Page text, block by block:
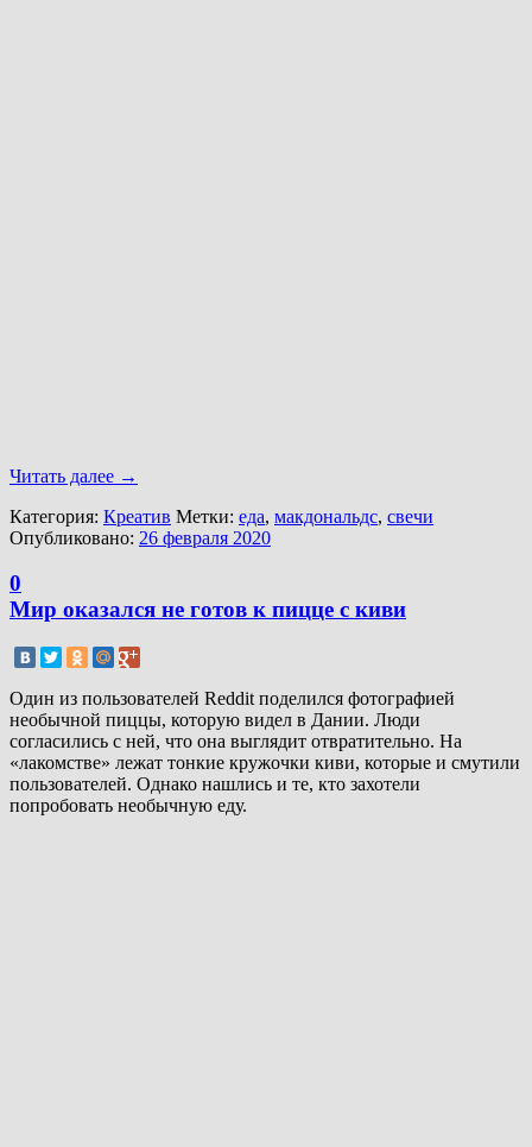
Читать далее →
Категория: Креатив Метки: еда, макдональдс, свечи
Опубликовано: 26 февраля 2020
0
Мир оказался не готов к пицце с киви
Один из пользователей Reddit поделился фотографией
необычной пиццы, которую видел в Дании. Люди
согласились с ней, что она выглядит отвратительно. На
«лакомстве» лежат тонкие кружочки киви, которые и смутили
пользователей. Однако нашлись и те, кто захотели
попробовать необычную еду.